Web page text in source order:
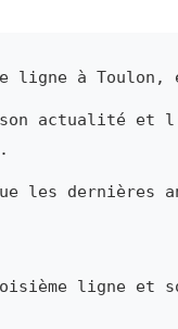
ligne à Toulon,
actualité et
dernières
ligne et